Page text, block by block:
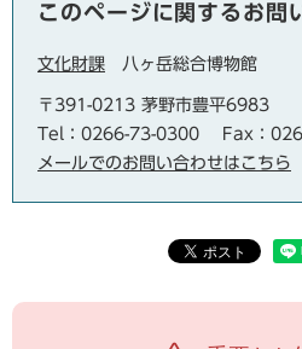
このページに関するお問
文化財課 八ヶ岳総合博物館
〒391-0213 茅野市豊平6983
Tel：0266-73-0300
Fax：
メールでのお問い合わせはこちら